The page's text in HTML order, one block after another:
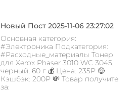
Новый Пост 2025-11-06 23:27:02
Основная категория:
#Электроника Подкатегория:
#Расходные_материалы Тонер
для Xerox Phaser 3010 WC 3045,
черный, 60 г 💰 Цена: 235₽ 🤑
Кэшбэк: 200₽ 💸 Товар получите
за: